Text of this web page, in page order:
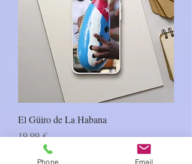
El Güiro de La Habana
Prezzo
19,99 €
Phone Email